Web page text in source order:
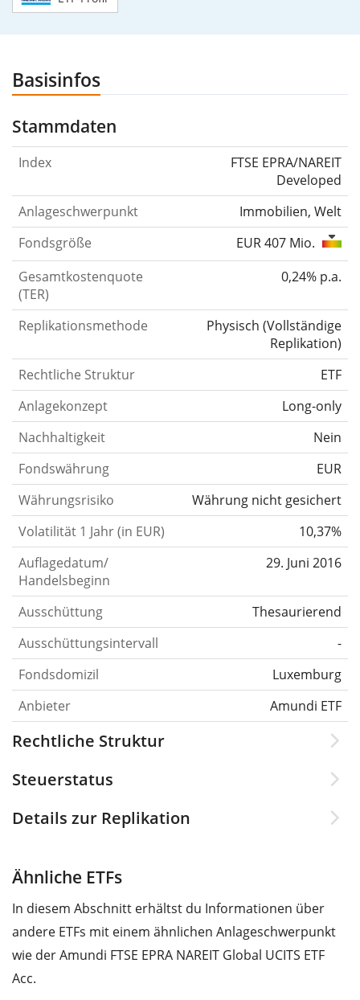
Basisinfos
Stammdaten
Index
FTSE EPRA/NAREIT
Developed
Anlageschwerpunkt
Immobilien, Welt
Fondsgröße
EUR 407 Mio.
Gesamtkostenquote
(TER)
0,24% p.a.
Replikationsmethode Physisch (Vollständige
Replikation)
Rechtliche Struktur
ETF
Anlagekonzept
Long-only
Nachhaltigkeit
Nein
Fondswährung
EUR
Währungsrisiko
Währung nicht gesichert
Volatilität 1 Jahr (in EUR)
10,37%
Auflagedatum/
Handelsbeginn
29. Juni 2016
Ausschüttung
Thesaurierend
Ausschüttungsintervall
-
Fondsdomizil
Luxemburg
Anbieter
Amundi ETF
Rechtliche Struktur
Steuerstatus
Details zur Replikation
Ähnliche ETFs
In diesem Abschnitt erhältst du Informationen über
andere ETFs mit einem ähnlichen Anlageschwerpunkt
wie der Amundi FTSE EPRA NAREIT Global UCITS ETF
Acc.